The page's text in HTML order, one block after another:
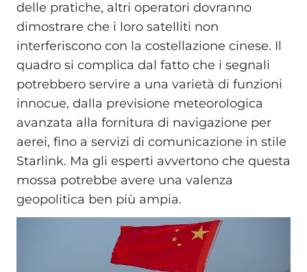
delle pratiche, altri operatori dovranno
dimostrare che i loro satelliti non
interferiscono con la costellazione cinese. Il
quadro si complica dal fatto che i segnali
potrebbero servire a una varietà di funzioni
innocue, dalla previsione meteorologica
avanzata alla fornitura di navigazione per
aerei, fino a servizi di comunicazione in stile
Starlink. Ma gli esperti avvertono che questa
mossa potrebbe avere una valenza
geopolitica ben più ampia.